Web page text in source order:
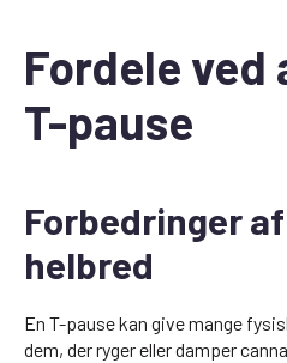
Fordele ved
T-pause
Forbedringer
helbred
En T-pause kan give mange
dem, der ryger eller damper